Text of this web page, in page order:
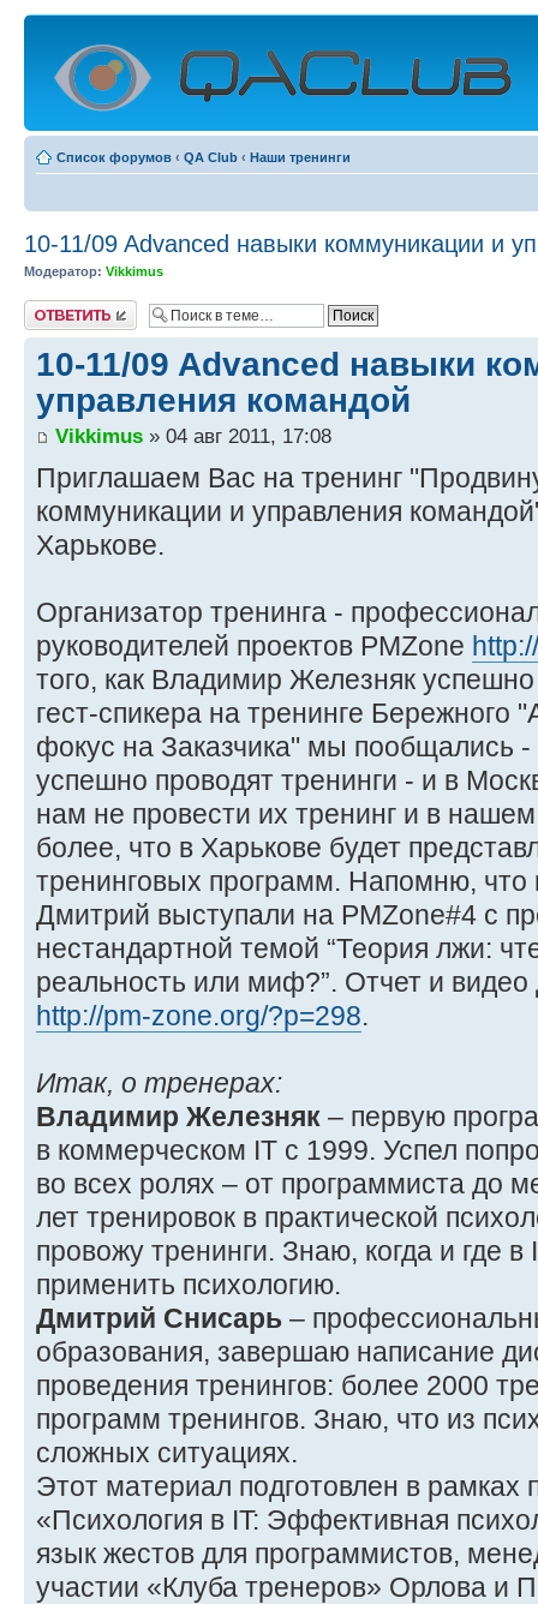
Список форумов ‹ QA Club ‹ Наши тренинги
10-11/09 Advanced навыки коммуникации и
Модератор: Vikkimus
Ответить
10-11/09 Advanced навыки
управления командой
Vikkimus » 04 авг 2011, 17:08
Приглашаем Вас на тренинг
коммуникации и управления
Харькове.
Организатор тренинга -
руководителей проектов PMZone
того, как Владимир Железняк
гест-спикера на тренинге Бережного
фокус на Заказчика" мы пообщались -
успешно проводят тренинги - и в
нам не провести их тренинг и в
более, что в Харькове будет
тренинговых программ. Напомню, что
Дмитрий выступали на PMZone#4 с
нестандартной темой “Теория лжи:
реальность или миф?”. Отчет и
http://pm-zone.org/?p=298.
Итак, о тренерах:
Владимир Железняк – первую
в коммерческом IT с 1999. Успел
во всех ролях – от программиста до
лет тренировок в практической
провожу тренинги. Знаю, когда и где
применить психологию.
Дмитрий Снисарь –
образования, завершаю написание
проведения тренингов: более 2000
программ тренингов. Знаю, что из
сложных ситуациях.
Этот материал подготовлен в рамках
«Психология в IT: Эффективная
язык жестов для программистов,
участии «Клуба тренеров» Орлова и